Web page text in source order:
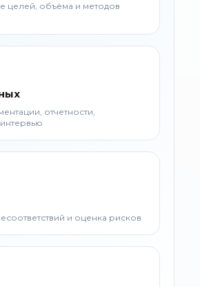
целей, объёма и методов
отчетности,
и оценка рисков